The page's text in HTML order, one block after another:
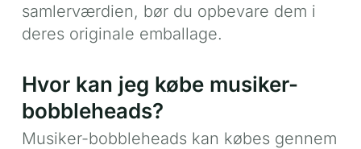
samlerværdien, bør du opbevare dem i
deres originale emballage.
Hvor kan jeg købe musiker-
bobbleheads?
Musiker-bobbleheads kan købes gennem